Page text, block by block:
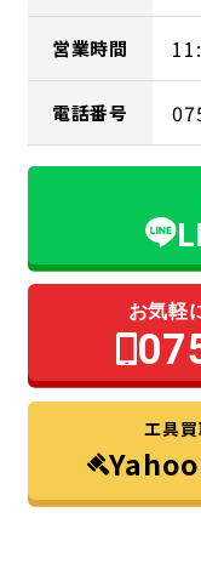
営業時間
電話番号
お気軽
工具